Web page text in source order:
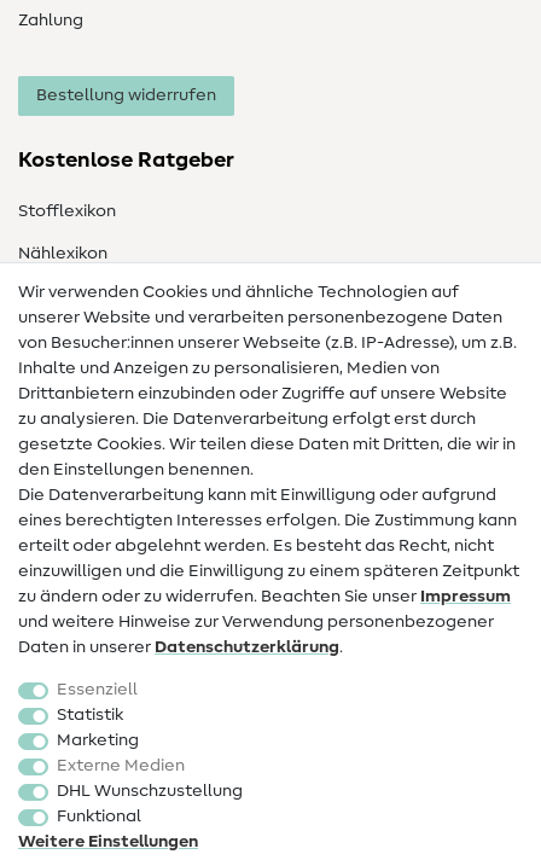
Zahlung
Bestellung widerrufen
Kostenlose Ratgeber
Stofflexikon
Nählexikon
Nähanleitungen
Hilfe & Kontakt
Kontakt
Infos zum Betreiberwechsel
Widerrufsrecht
Beliebt
Stoffe
Sale
Schnittmuster
Wir verwenden Cookies und ähnliche Technologien auf
unserer Website und verarbeiten personenbezogene Daten
von Besucher:innen unserer Webseite (z.B. IP-Adresse), um z.B.
Inhalte und Anzeigen zu personalisieren, Medien von
Drittanbietern einzubinden oder Zugriffe auf unsere Website
zu analysieren. Die Datenverarbeitung erfolgt erst durch
gesetzte Cookies. Wir teilen diese Daten mit Dritten, die wir in
den Einstellungen benennen.
Die Datenverarbeitung kann mit Einwilligung oder aufgrund
eines berechtigten Interesses erfolgen. Die Zustimmung kann
erteilt oder abgelehnt werden. Es besteht das Recht, nicht
einzuwilligen und die Einwilligung zu einem späteren Zeitpunkt
zu ändern oder zu widerrufen. Beachten Sie unser Impressum
und weitere Hinweise zur Verwendung personenbezogener
Daten in unserer Daten­schutz­erklärung.
Essenziell
Statistik
Marketing
Externe Medien
DHL Wunschzustellung
Funktional
Weitere Einstellungen